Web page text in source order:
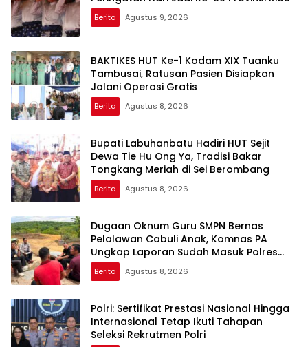
Berita Agustus 9, 2026
BAKTIKES HUT Ke-1 Kodam XIX Tuanku
Tambusai, Ratusan Pasien Disiapkan
Jalani Operasi Gratis
Berita Agustus 8, 2026
Bupati Labuhanbatu Hadiri HUT Sejit
Dewa Tie Hu Ong Ya, Tradisi Bakar
Tongkang Meriah di Sei Berombang
Berita Agustus 8, 2026
Dugaan Oknum Guru SMPN Bernas
Pelalawan Cabuli Anak, Komnas PA
Ungkap Laporan Sudah Masuk Polres
Sejak Juli
Berita Agustus 8, 2026
Polri: Sertifikat Prestasi Nasional Hingga
Internasional Tetap Ikuti Tahapan
Seleksi Rekrutmen Polri